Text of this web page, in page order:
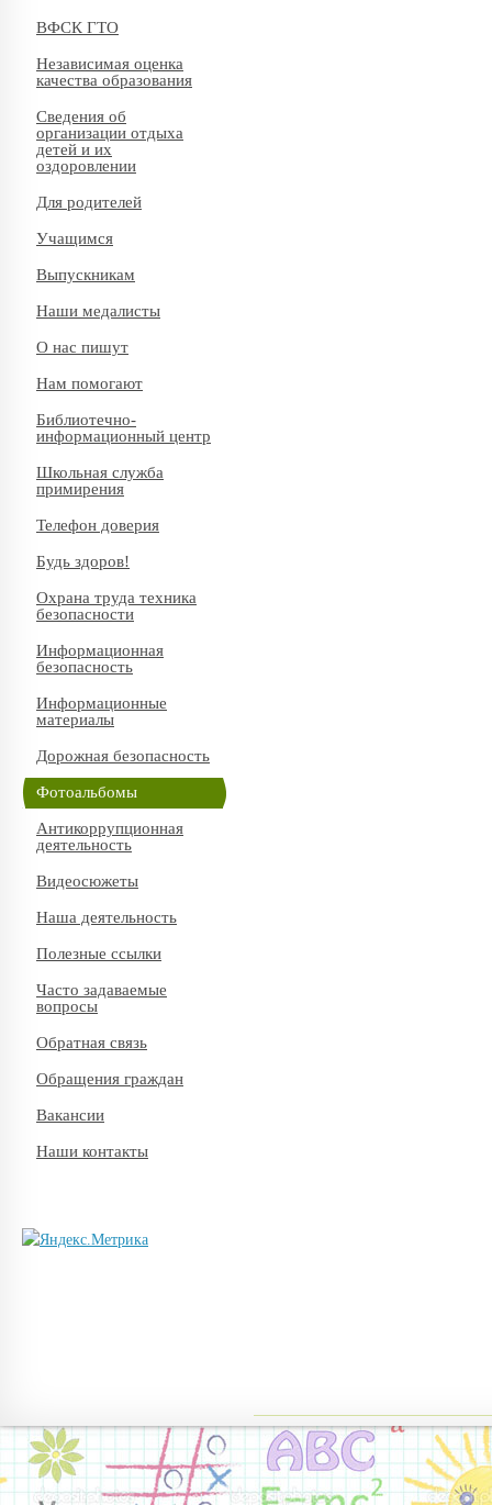
ВФСК ГТО
Независимая оценка
качества образования
Сведения об
организации отдыха
детей и их
оздоровлении
Для родителей
Учащимся
Выпускникам
Наши медалисты
О нас пишут
Нам помогают
Библиотечно-
информационный центр
Школьная служба
примирения
Телефон доверия
Будь здоров!
Охрана труда техника
безопасности
Информационная
безопасность
Информационные
материалы
Дорожная безопасность
Фотоальбомы
Антикоррупционная
деятельность
Видеосюжеты
Наша деятельность
Полезные ссылки
Часто задаваемые
вопросы
Обратная связь
Обращения граждан
Вакансии
Наши контакты